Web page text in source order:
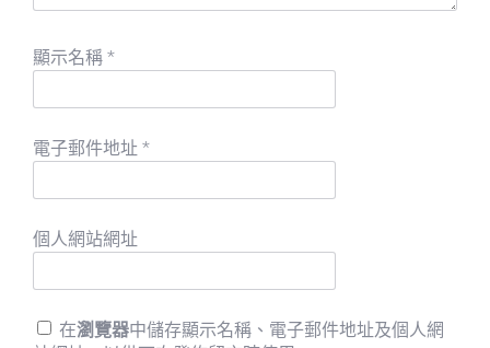
顯示名稱 *
電子郵件地址 *
個人網站網址
在瀏覽器中儲存顯示名稱、電子郵件地址及個人網